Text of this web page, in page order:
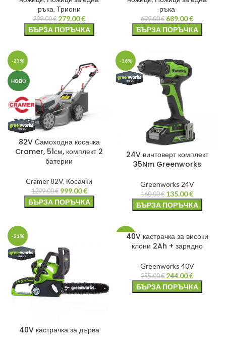
ръка, Триони
299.00€ 279.00€
БЪРЗА ПОРЪЧКА
ръка
699.00€ 689.00€
БЪРЗА ПОРЪЧКА
-23%
НОВО
82V Самоходна косачка
Cramer, 51см, комплект 2
батерии
Cramer 82V, Косачки
1299.00€ 999.00€
БЪРЗА ПОРЪЧКА
-16%
24V винтоверт комплект
35Nm Greenworks
Greenworks 24V
160.00€ 135.00€
БЪРЗА ПОРЪЧКА
-21%
40V кастрачка за дърва
-4%40V кастрачка за високи
клони 2Ah + зарядно
Greenworks 40V
255.00€ 244.00€
БЪРЗА ПОРЪЧКА